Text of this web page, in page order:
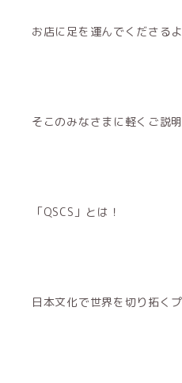
お店に足を運んでくださる
そこのみなさまに軽くご説明
「QSCS」とは！
日本文化で世界を切り拓く